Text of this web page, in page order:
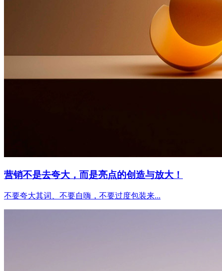
营销不是去夸大，而是亮点的创造与放大！
不要夸大其词、不要自嗨，不要过度包装来...